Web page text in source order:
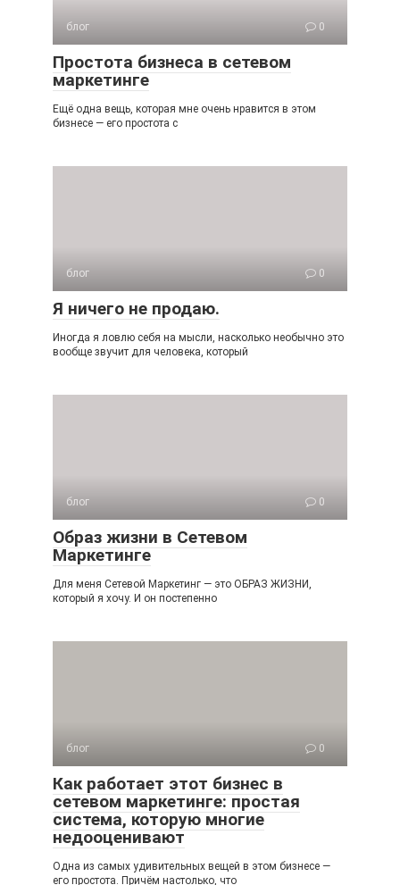
блог 0
Простота бизнеса в сетевом
маркетинге
Ещё одна вещь, которая мне очень нравится в этом
бизнесе — его простота с
блог 0
Я ничего не продаю.
Иногда я ловлю себя на мысли, насколько необычно это
вообще звучит для человека, который
блог 0
Образ жизни в Сетевом
Маркетинге
Для меня Сетевой Маркетинг — это ОБРАЗ ЖИЗНИ,
который я хочу. И он постепенно
блог 0
Как работает этот бизнес в
сетевом маркетинге: простая
система, которую многие
недооценивают
Одна из самых удивительных вещей в этом бизнесе —
его простота. Причём настолько, что